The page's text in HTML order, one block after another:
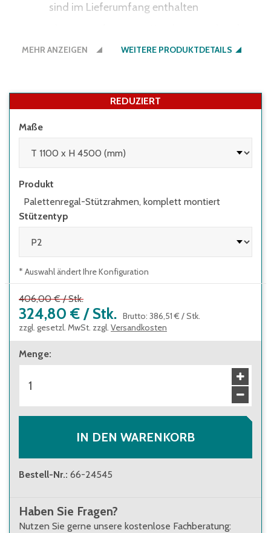
sind im Lieferumfang enthalten
Ausführung, komplett montiert
MEHR ANZEIGEN WEITERE PRODUKTDETAILS
REDUZIERT
Maße
Produkt
Palettenregal-Stützrahmen, komplett montiert
Stützentyp
* Auswahl ändert Ihre Konfiguration
406,00 € /Stk.
324,80 € / Stk. Brutto: 386,51 € /Stk.
zzgl. gesetzl. MwSt. zzgl. Versandkosten
Menge:
IN DEN WARENKORB
Bestell-Nr.: 66-24545
Haben Sie Fragen?
Nutzen Sie gerne unsere kostenlose Fachberatung: